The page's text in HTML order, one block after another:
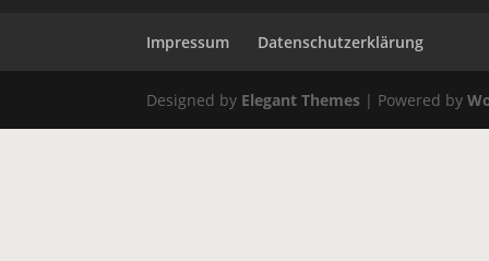
Impressum Datenschutzerklärung
Designed by Elegant Themes | Powered by